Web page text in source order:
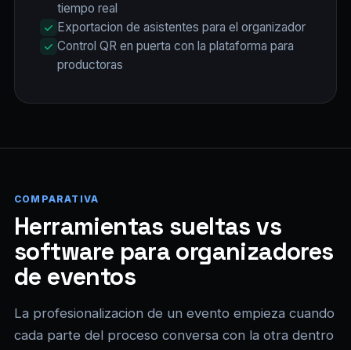
tiempo real
Exportacion de asistentes para el organizador
Control QR en puerta con la plataforma para
productoras
COMPARATIVA
Herramientas sueltas vs
software para organizadores
de eventos
La profesionalizacion de un evento empieza cuando
cada parte del proceso conversa con la otra dentro